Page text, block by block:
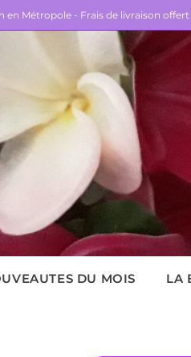
en Métropole - Frais de livraison
DU MOIS LA